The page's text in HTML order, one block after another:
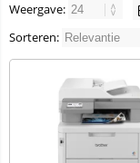
Weergave:
Sorteren: